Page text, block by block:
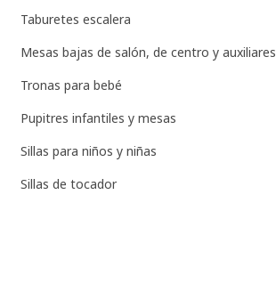
Taburetes escalera
Mesas bajas de salón, de centro y auxiliares
Tronas para bebé
Pupitres infantiles y mesas
Sillas para niños y niñas
Sillas de tocador